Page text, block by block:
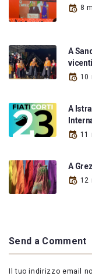
8
A
10
A
11
A
12
Send a Comment
Il tuo indirizzo email